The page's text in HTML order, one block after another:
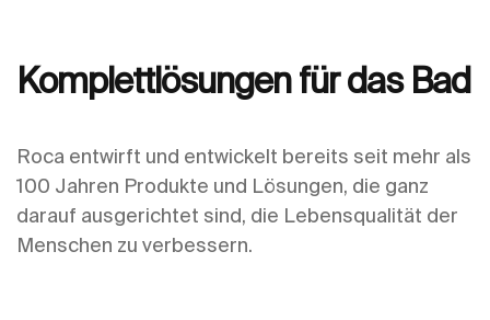
Komplettlösungen für das Bad
Roca entwirft und entwickelt bereits seit mehr als
100 Jahren Produkte und Lösungen, die ganz
darauf ausgerichtet sind, die Lebensqualität der
Menschen zu verbessern.